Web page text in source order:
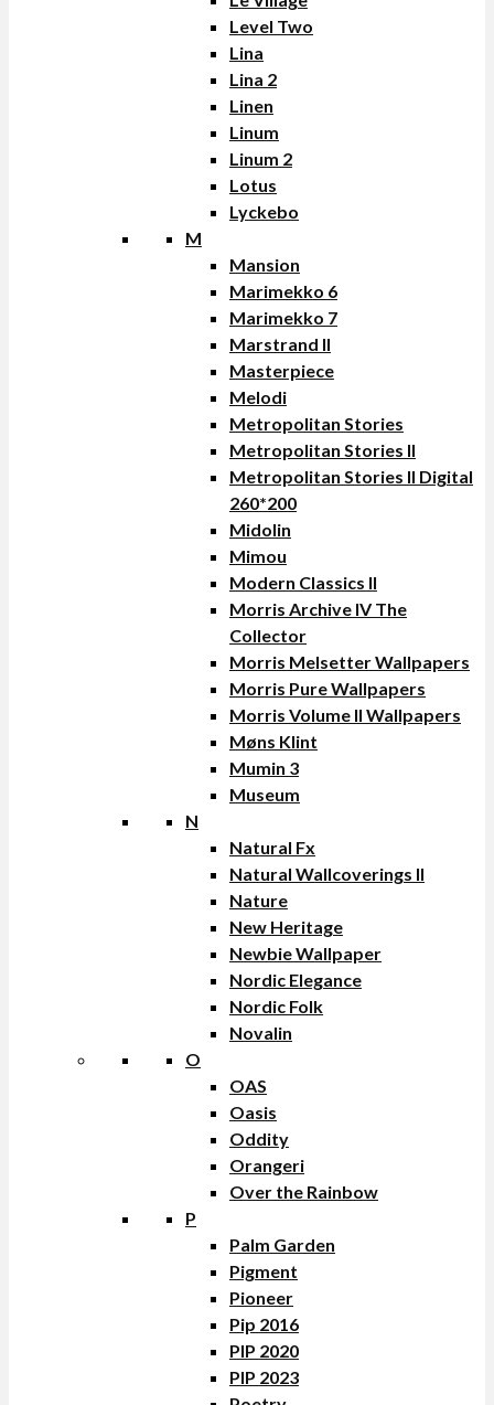
Level Two
Lina
Lina 2
Linen
Linum
Linum 2
Lotus
Lyckebo
M
Mansion
Marimekko 6
Marimekko 7
Marstrand II
Masterpiece
Melodi
Metropolitan Stories
Metropolitan Stories II
Metropolitan Stories II Digital
260*200
Midolin
Mimou
Modern Classics II
Morris Archive IV The
Collector
Morris Melsetter Wallpapers
Morris Pure Wallpapers
Morris Volume II Wallpapers
Møns Klint
Mumin 3
Museum
N
Natural Fx
Natural Wallcoverings II
Nature
New Heritage
Newbie Wallpaper
Nordic Elegance
Nordic Folk
Novalin
O
OAS
Oasis
Oddity
Orangeri
Over the Rainbow
P
Palm Garden
Pigment
Pioneer
Pip 2016
PIP 2020
PIP 2023